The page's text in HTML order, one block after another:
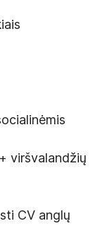
viršvalandžių
CV anglų